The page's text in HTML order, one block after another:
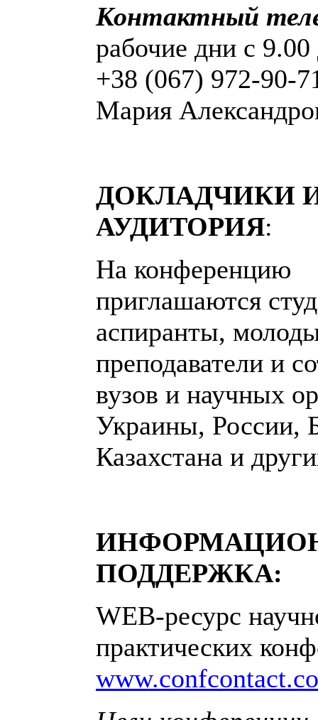
Контактный
рабочие дни с
+38 (067) 972-90-
Мария
ДОКЛАДЧИКИ
АУДИТОРИЯ:
На конференцию
приглашаются
аспиранты,
преподаватели и
вузов и научных
Украины, России,
Казахстана и
ПОДДЕРЖКА:
WEB-ресурс
практических